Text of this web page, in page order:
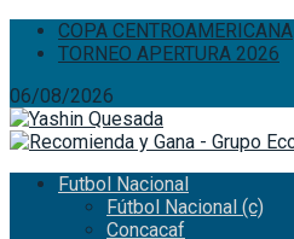
COPA CENTROAMERICANA
TORNEO APERTURA 2026
06/08/2026
Futbol Nacional
Fútbol Nacional (c)
Concacaf